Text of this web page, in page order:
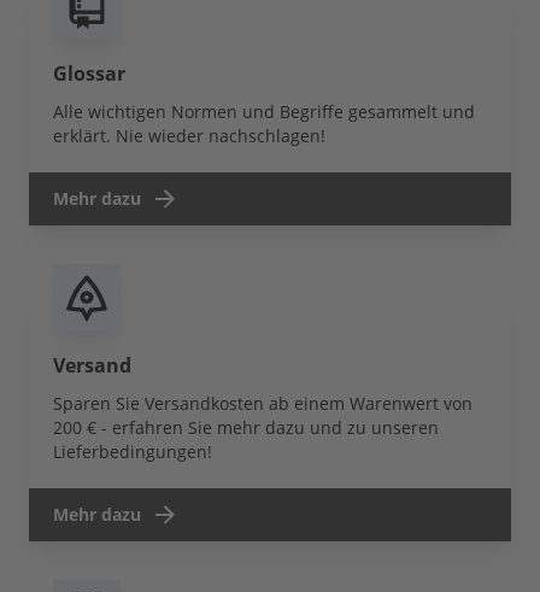
Glossar
Alle wichtigen Normen und Begriffe gesammelt und
erklärt. Nie wieder nachschlagen!
Mehr dazu
Versand
Sparen Sie Versandkosten ab einem Warenwert von
200 € - erfahren Sie mehr dazu und zu unseren
Lieferbedingungen!
Mehr dazu